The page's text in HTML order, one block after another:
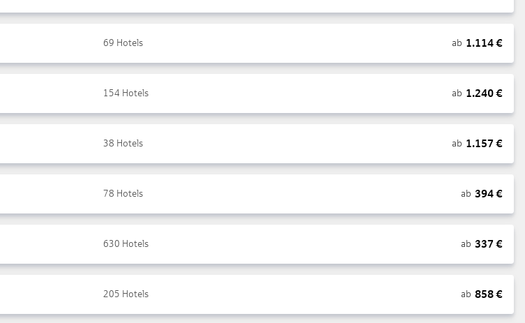
69 Hotels ab 1.114€
154 Hotels ab 1.240€
38 Hotels ab 1.157 €
78 Hotels ab 394€
630 Hotels ab 337 €
205 Hotels ab 858€